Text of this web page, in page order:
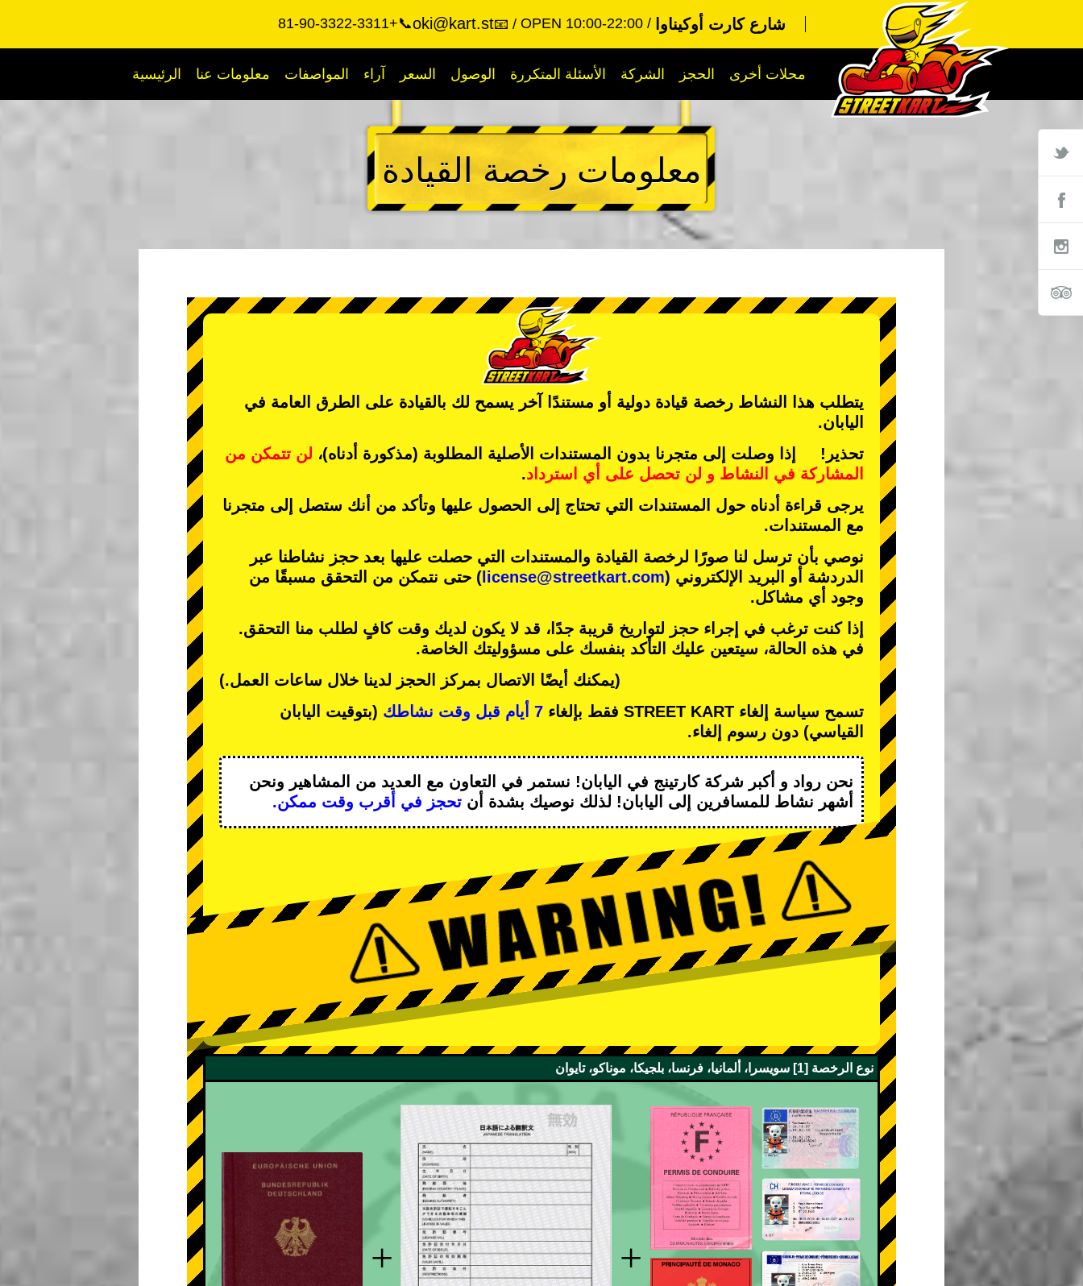
شارع كارت أوكيناوا 📞+81-90-3322-3311 📧
oki@kart.st OPEN 10:00-22:00
الرئيسية معلومات عنا المواصفات آراء السعر الوصول الأسئلة المتكررة الشركة الحجز محلات أخرى
معلومات رخصة القيادة
يتطلب هذا النشاط رخصة قيادة دولية أو مستندًا آخر يسمح لك بالقيادة على الطرق العامة في
اليابان.
تحذير! إذا وصلت إلى متجرنا بدون المستندات الأصلية المطلوبة (مذكورة أدناه)، لن تتمكن من
المشاركة في النشاط و لن تحصل على أي استرداد.
يرجى قراءة أدناه حول المستندات التي تحتاج إلى الحصول عليها وتأكد من أنك ستصل إلى متجرنا
مع المستندات.
نوصي بأن ترسل لنا صورًا لرخصة القيادة والمستندات التي حصلت عليها بعد حجز نشاطنا عبر
الدردشة أو البريد الإلكتروني (license@streetkart.com ) حتى نتمكن من التحقق مسبقًا من
وجود أي مشاكل.
إذا كنت ترغب في إجراء حجز لتواريخ قريبة جدًا، قد لا يكون لديك وقت كافٍ لطلب منا التحقق.
في هذه الحالة، سيتعين عليك التأكد بنفسك على مسؤوليتك الخاصة.
(يمكنك أيضًا الاتصال بمركز الحجز لدينا خلال ساعات العمل.)
تسمح سياسة إلغاء STREET KART فقط بإلغاء
7 أيام قبل وقت نشاطك
(بتوقيت اليابان
القياسي) دون رسوم إلغاء.
نحن رواد و أكبر شركة كارتينج في اليابان! نستمر في التعاون مع العديد من المشاهير ونحن
أشهر نشاط للمسافرين إلى اليابان! لذلك نوصيك بشدة أن تحجز في أقرب وقت ممكن.
نوع الرخصة [1] سويسرا، ألمانيا، فرنسا، بلجيكا، موناكو، تايوان
+
+